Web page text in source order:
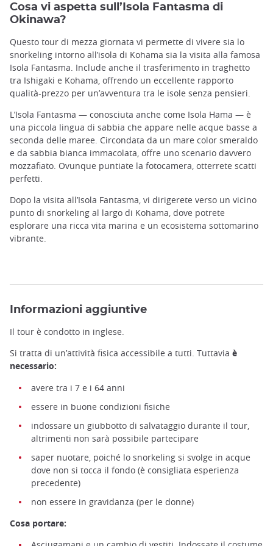
Cosa vi aspetta sull’Isola Fantasma di
Okinawa?
Questo tour di mezza giornata vi permette di vivere sia lo
snorkeling intorno all’isola di Kohama sia la visita alla famosa
Isola Fantasma. Include anche il trasferimento in traghetto
tra Ishigaki e Kohama, offrendo un eccellente rapporto
qualità-prezzo per un’avventura tra le isole senza pensieri.
L’Isola Fantasma — conosciuta anche come Isola Hama — è
una piccola lingua di sabbia che appare nelle acque basse a
seconda delle maree. Circondata da un mare color smeraldo
e da sabbia bianca immacolata, offre uno scenario davvero
mozzafiato. Ovunque puntiate la fotocamera, otterrete scatti
perfetti.
Dopo la visita all’Isola Fantasma, vi dirigerete verso un vicino
punto di snorkeling al largo di Kohama, dove potrete
esplorare una ricca vita marina e un ecosistema sottomarino
vibrante.
Informazioni aggiuntive
Il tour è condotto in inglese.
Si tratta di un’attività fisica accessibile a tutti. Tuttavia è
necessario:
avere tra i 7 e i 64 anni
essere in buone condizioni fisiche
indossare un giubbotto di salvataggio durante il tour,
altrimenti non sarà possibile partecipare
saper nuotare, poiché lo snorkeling si svolge in acque
dove non si tocca il fondo (è consigliata esperienza
precedente)
non essere in gravidanza (per le donne)
Cosa portare: